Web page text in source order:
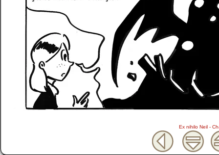
Ex nihilo Neil -